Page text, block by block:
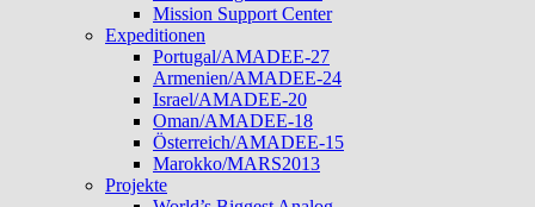
Mission Support Center
Expeditionen
Portugal/AMADEE-27
Armenien/AMADEE-24
Israel/AMADEE-20
Oman/AMADEE-18
Österreich/AMADEE-15
Marokko/MARS2013
Projekte